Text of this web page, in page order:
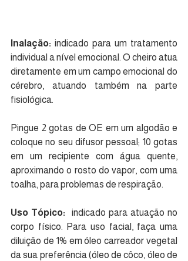
Inalação: indicado para um tratamento
individual a nível emocional. O cheiro atua
diretamente em um campo emocional do
cérebro, atuando também na parte
fisiológica.
Pingue 2 gotas de OE em um algodão e
coloque no seu difusor pessoal; 10 gotas
em um recipiente com água quente,
aproximando o rosto do vapor, com uma
toalha, para problemas de respiração.
Uso Tópico: indicado para atuação no
corpo físico. Para uso facial, faça uma
diluição de 1% em óleo carreador vegetal
da sua preferência (óleo de côco, óleo de